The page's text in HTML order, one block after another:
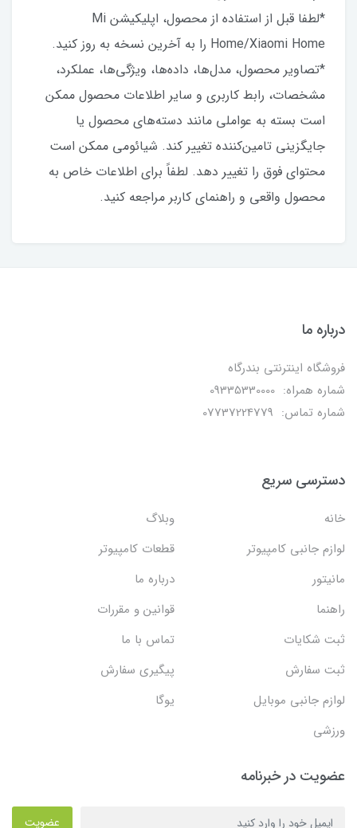
*لطفا قبل از استفاده از محصول، اپلیکیشن Mi
Home/Xiaomi Home را به آخرین نسخه به روز کنید.
*تصاویر محصول، مدل‌ها، داده‌ها، ویژگی‌ها، عملکرد،
مشخصات، رابط کاربری و سایر اطلاعات محصول ممکن
است بسته به عواملی مانند دسته‌های محصول یا
جایگزینی تامین‌کننده تغییر کند. شیائومی ممکن است
محتوای فوق را تغییر دهد. لطفاً برای اطلاعات خاص به
محصول واقعی و راهنمای کاربر مراجعه کنید.
درباره ما
فروشگاه اینترنتی بندرگاه
شماره همراه: 09335330000
شماره تماس: 07737224779
دسترسی سریع
خانه
وبلاگ
لوازم جانبی کامپیوتر
قطعات کامپیوتر
مانیتور
درباره ما
راهنما
قوانین و مقررات
ثبت شکایات
تماس با ما
ثبت سفارش
پیگیری سفارش
لوازم جانبی موبایل
یوگا
ورزشی
عضویت در خبرنامه
عضویت